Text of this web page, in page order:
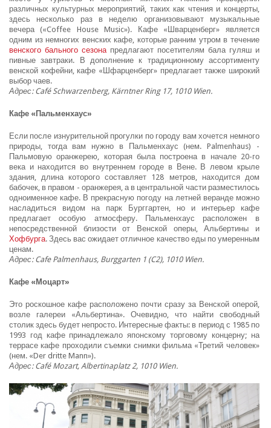
различных культурных мероприятий, таких как чтения и концерты,
здесь несколько раз в неделю организовывают музыкальные
вечера («Coffee House Music»). Кафе «Шварценберг» является
одним из немногих венских кафе, которые ранним утром в течение
венского бального сезонапредлагают посетителям бала гуляш и
пивные завтраки. В дополнение к традиционному ассортименту
венской кофейни, кафе «Шфарценберг» предлагает также широкий
выбор чаев.
Адрес: Café Schwarzenberg, Kärntner Ring 17, 1010 Wien.
Кафе «Пальменхаус»
Если после изнурительной прогулки по городу вам хочется немного
природы, тогда вам нужно в Пальменхаус (нем. Palmenhaus) -
Пальмовую оранжерею, которая была построена в начале 20-го
века и находится во внутреннем городе в Вене. В левом крыле
здания, длина которого составляет 128 метров, находится дом
бабочек, в правом - оранжерея, а в центральной части разместилось
одноименное кафе. В прекрасную погоду на летней веранде можно
насладиться видом на парк Бурггартен, но и интерьер кафе
предлагает особую атмосферу. Пальменхаус расположен в
непосредственной близости от Венской оперы, Альбертины и
Хофбурга. Здесь вас ожидает отличное качество еды по умеренным
ценам.
Адрес: Cafe Palmenhaus, Burggarten 1 (C2), 1010 Wien.
Кафе «Моцарт»
Это роскошное кафе расположено почти сразу за Венской оперой,
возле галереи «Альбертина». Очевидно, что найти свободный
столик здесь будет непросто. Интересные факты: в период с 1985 по
1993 год кафе принадлежало японскому торговому концерну; на
террасе кафе проходили съемки снимки фильма «Третий человек»
(нем. «Der dritte Mann»).
Адрес: Café Mozart, Albertinaplatz 2, 1010 Wien.